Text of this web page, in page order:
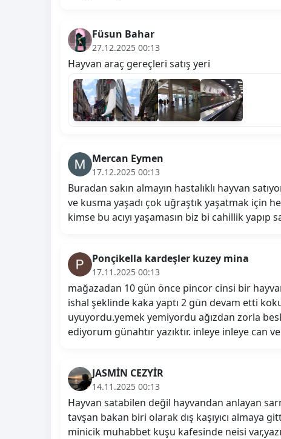
Füsun Bahar
27.12.2025 00:13
Hayvan araç gereçleri satış yeri
Mercan Eymen
17.12.2025 00:13
Buradan sakın almayın hastalıklı hayvan
ve kusma yaşadı çok uğraştık yaşatmak için
kimse bu acıyı yaşamasın biz bi cahillik yapıp
Ponçikella kardeşler kuzey mina
17.11.2025 00:13
mağazadan 10 gün önce pincor cinsi bir
ishal şeklinde kaka yaptı 2 gün devam etti
uyuyordu.yemek yemiyordu ağızdan zorla
ediyorum günahtır yazıktır. inleye inleye can
JASMİN CEZYİR
14.11.2025 00:13
Hayvan satabilen değil hayvandan anlayan
tavşan bakan biri olarak dış kaşıyıcı almaya
minicik muhabbet kuşu kafesinde neisi